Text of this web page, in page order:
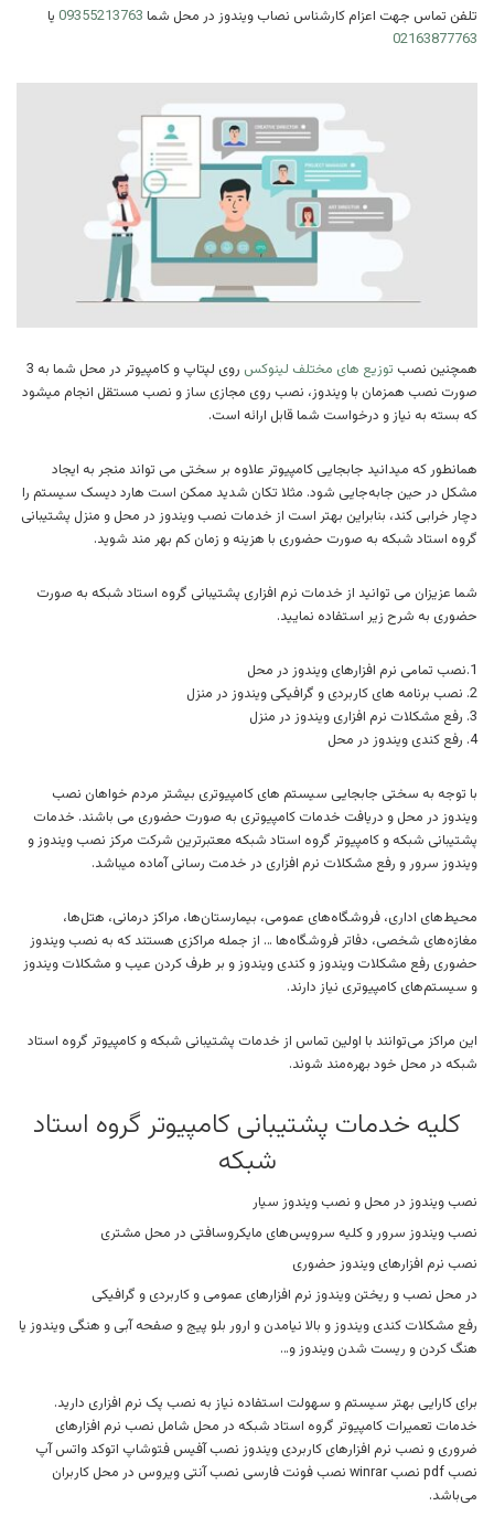
تلفن تماس جهت اعزام کارشناس نصاب ویندوز در محل شما 09355213763 یا
02163877763
همچنین نصب توزیع های مختلف لینوکس
روی لپتاپ و کامپیوتر در محل شما به 3
صورت نصب همزمان با ویندوز، نصب روی مجازی ساز و نصب مستقل انجام میشود
که بسته به نیاز و درخواست شما قابل ارائه است.
همانطور که میدانید جابجایی کامپیوتر علاوه بر سختی می تواند منجر به ایجاد
مشکل در حین جابه‌جایی شود. مثلا تکان شدید ممکن است هارد دیسک سیستم را
دچار خرابی کند، بنابراین بهتر است از خدمات نصب ویندوز در محل و منزل پشتیبانی
گروه استاد شبکه به صورت حضوری با هزینه و زمان کم بهر مند شوید.
شما عزیزان می توانید از خدمات نرم افزاری پشتیبانی گروه استاد شبکه به صورت
حضوری به شرح زیر استفاده نمایید.
1.نصب تمامی نرم افزارهای ویندوز در محل
2. نصب برنامه های کاربردی و گرافیکی ویندوز در منزل
3. رفع مشکلات نرم افزاری ویندوز در منزل
4. رفع کندی ویندوز در محل
با توجه به سختی جابجایی سیستم های کامپیوتری بیشتر مردم خواهان نصب
ویندوز در محل و دریافت خدمات کامپیوتری به صورت حضوری می باشند. خدمات
پشتیبانی شبکه و کامپیوتر گروه استاد شبکه معتبرترین شرکت مرکز نصب ویندوز و
ویندوز سرور و رفع مشکلات نرم افزاری در خدمت رسانی آماده میباشد.
محیط‌های اداری، فروشگاه‌های عمومی، بیمارستان‌ها، مراکز درمانی، هتل‌ها،
مغازه‌های شخصی، دفاتر فروشگاه‌ها … از جمله مراکزی هستند که به نصب ویندوز
حضوری رفع مشکلات ویندوز و کندی ویندوز و بر طرف کردن عیب و مشکلات ویندوز
و سیستم‌های کامپیوتری نیاز دارند.
این مراکز می‌توانند با اولین تماس از خدمات پشتیبانی شبکه و کامپیوتر گروه استاد
شبکه در محل خود بهره‌مند شوند.
کلیه خدمات پشتیبانی کامپیوتر گروه استاد
شبکه
نصب ویندوز در محل و نصب ویندوز سیار
نصب ویندوز سرور و کلیه سرویس‌های مایکروسافتی در محل مشتری
نصب نرم افزارهای ویندوز حضوری
در محل نصب و ریختن ویندوز نرم افزارهای عمومی و کاربردی و گرافیکی
رفع مشکلات کندی ویندوز و بالا نیامدن و ارور بلو پیج و صفحه آبی و هنگی ویندوز یا
هنگ کردن و ریست شدن ویندوز و…
برای کارایی بهتر سیستم و سهولت استفاده نیاز به نصب پک نرم افزاری دارید.
خدمات تعمیرات کامپیوتر گروه استاد شبکه در محل شامل نصب نرم افزارهای
ضروری و نصب نرم افزارهای کاربردی ویندوز نصب آفیس فتوشاپ اتوکد واتس آپ
نصب pdf نصب winrar نصب فونت فارسی نصب آنتی ویروس در محل کاربران
می‌باشد.